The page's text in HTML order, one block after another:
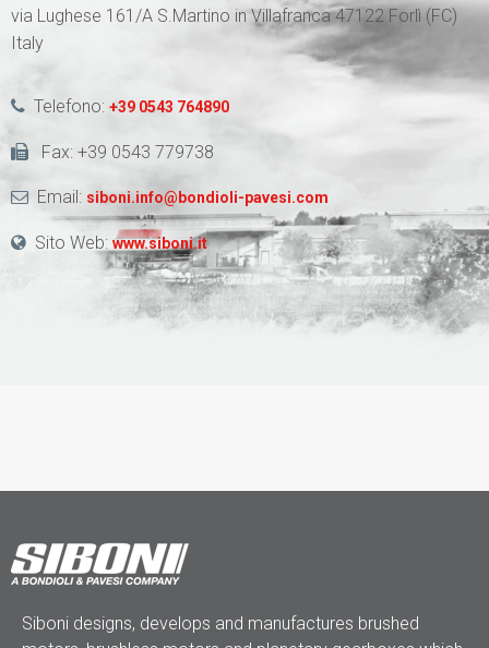
via Lughese 161/A S.Martino in Villafranca 47122 Forlì (FC)
Italy
Telefono: +39 0543 764890
Fax: +39 0543 779738
Email: siboni.info@bondioli-pavesi.com
Sito Web: www.siboni.it
Siboni designs, develops and manufactures brushed